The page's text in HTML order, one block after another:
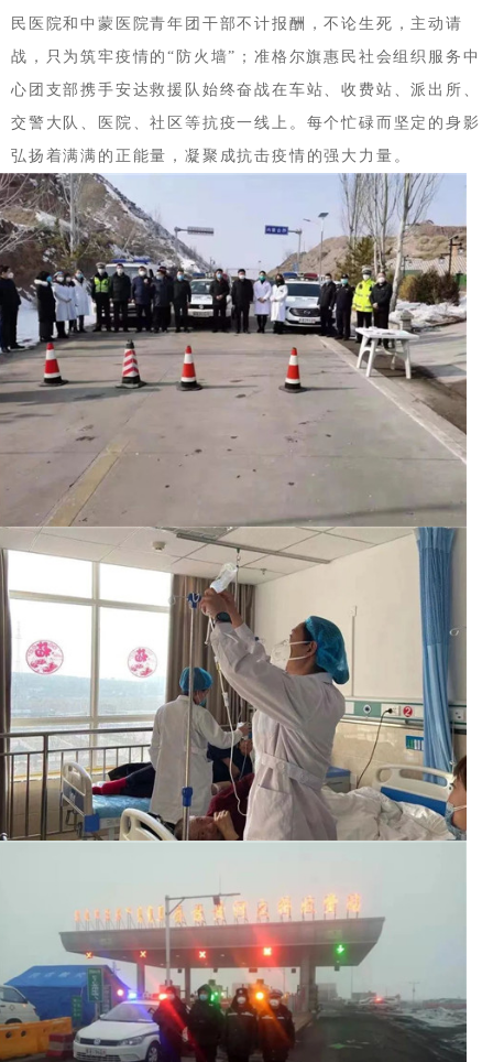
民医院和中蒙医院青年团干部不计报酬，不论生死，主动请
战，只为筑牢疫情的“防火墙”；准格尔旗惠民社会组织服务中
心团支部携手安达救援队始终奋战在车站、收费站、派出所、
交警大队、医院、社区等抗疫一线上。每个忙碌而坚定的身影
弘扬着满满的正能量，凝聚成抗击疫情的强大力量。